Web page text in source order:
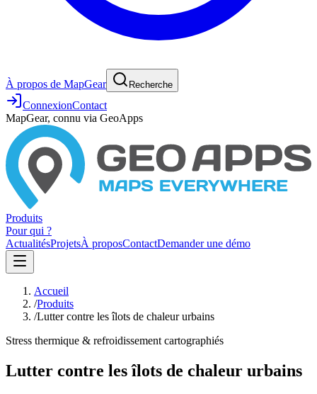
À propos de MapGear Recherche
ConnexionContact
MapGear, connu via GeoApps
Produits
Pour qui ?
ActualitésProjetsÀ proposContactDemander une démo
Accueil
/Produits
/Lutter contre les îlots de chaleur urbains
Stress thermique & refroidissement cartographiés
Lutter contre les îlots de chaleur urbains